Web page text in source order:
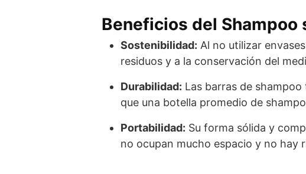
Beneficios del Shampoo
Sostenibilidad: Al no utilizar
residuos y a la conservación del
Durabilidad: Las barras de
que una botella promedio de
Portabilidad: Su forma sólida y
no ocupan mucho espacio y no hay